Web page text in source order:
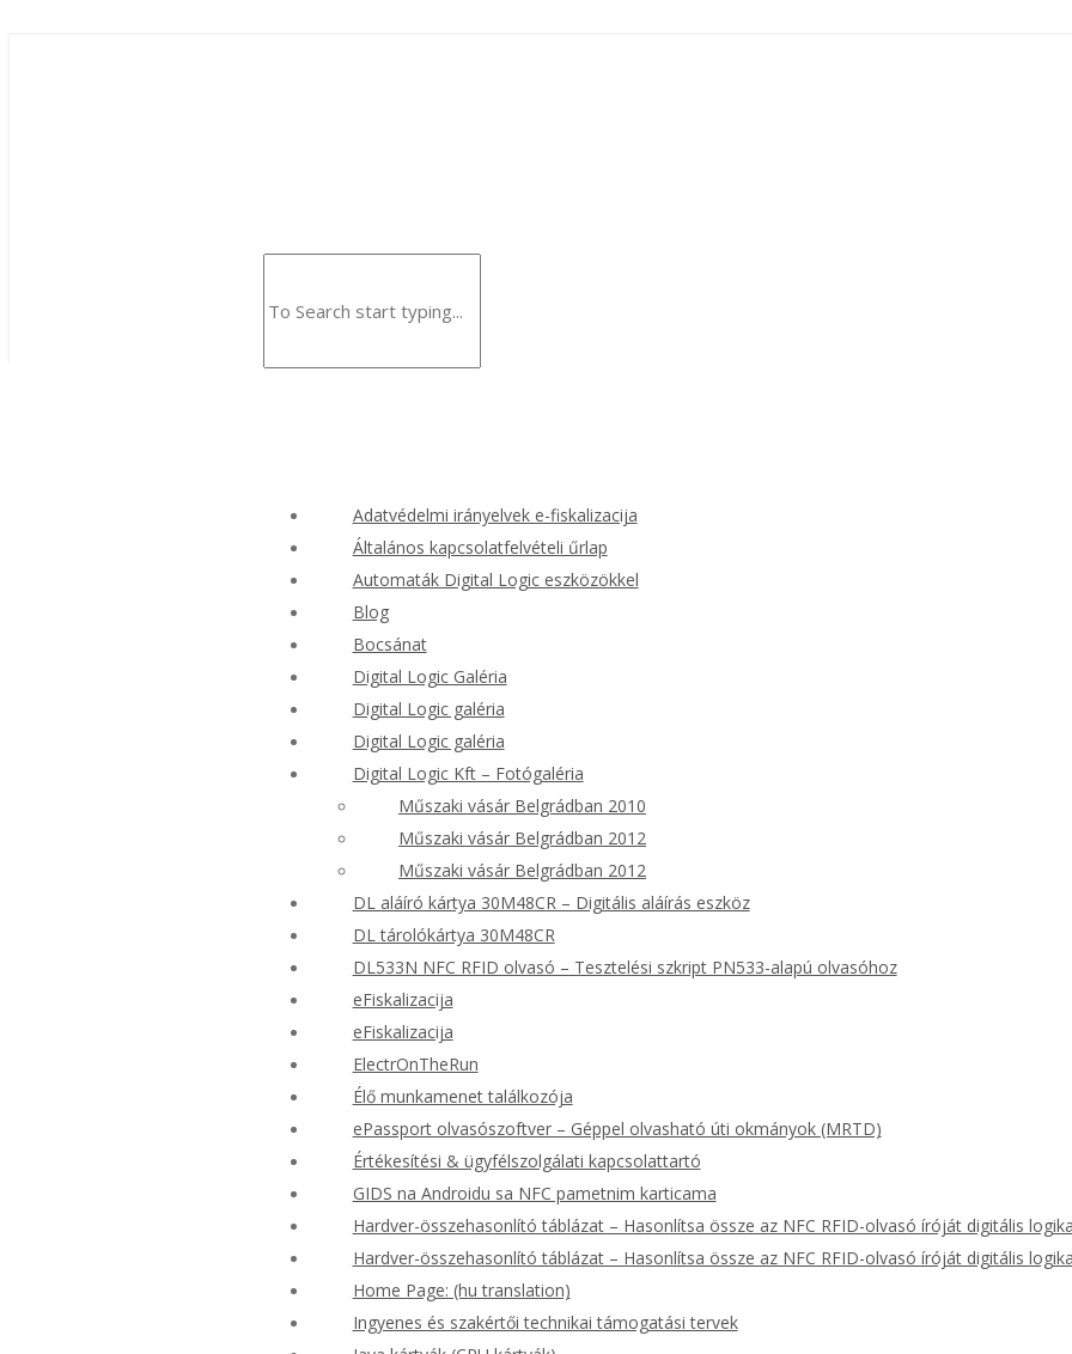
Adatvédelmi irányelvek e-fiskalizacija
Általános kapcsolatfelvételi űrlap
Automaták Digital Logic eszközökkel
Blog
Bocsánat
Digital Logic Galéria
Digital Logic galéria
Digital Logic galéria
Digital Logic Kft – Fotógaléria
Műszaki vásár Belgrádban 2010
Műszaki vásár Belgrádban 2012
Műszaki vásár Belgrádban 2012
DL aláíró kártya 30M48CR – Digitális aláírás eszköz
DL tárolókártya 30M48CR
DL533N NFC RFID olvasó – Tesztelési szkript PN533-alapú olvasóhoz
eFiskalizacija
eFiskalizacija
ElectrOnTheRun
Élő munkamenet találkozója
ePassport olvasószoftver – Géppel olvasható úti okmányok (MRTD)
Értékesítési & ügyfélszolgálati kapcsolattartó
GIDS na Androidu sa NFC pametnim karticama
Hardver-összehasonlító táblázat – Hasonlítsa össze az NFC RFID-olvasó íróját digitális
Hardver-összehasonlító táblázat – Hasonlítsa össze az NFC RFID-olvasó íróját digitális
Home Page: (hu translation)
Ingyenes és szakértői technikai támogatási tervek